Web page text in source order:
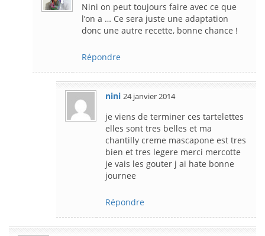
Nini on peut toujours faire avec ce que
l’on a … Ce sera juste une adaptation
donc une autre recette, bonne chance !
Répondre
nini 24 janvier 2014
je viens de terminer ces tartelettes
elles sont tres belles et ma
chantilly creme mascapone est tres
bien et tres legere merci mercotte
je vais les gouter j ai hate bonne
journee
Répondre